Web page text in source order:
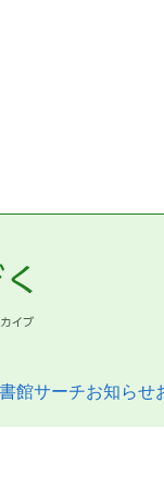
館サーチお知らせ